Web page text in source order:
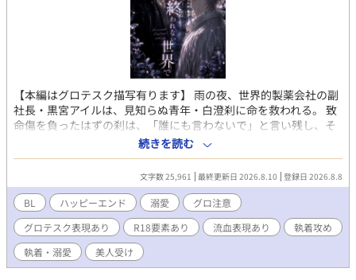
【本編はグロテスク描写有ります】 雨の夜、世界的製薬会社の副
社長・黒宮アイルは、見知らぬ青年・白澄刹に命を救われる。 致
命傷を負ったはずの刹は、「誰にも言わないで」と言い残し、そ
の場から姿を消した。 数か月後、再会したアイルは、刹が抱え
る"死ねない"という秘密を知る。 終わりを望む青年と、終わらせ
たくない男。 永遠の命が紡ぐ、現代ファンタジーBL。
続きを読む
文字数 25,961 最終更新日 2026.8.10 登録日 2026.8.8
BL ハッピーエンド 溺愛
グロ注意
グロテスク表現あり
R18要素あり 流血表現あり
執着攻め
執着・溺愛
美人受け